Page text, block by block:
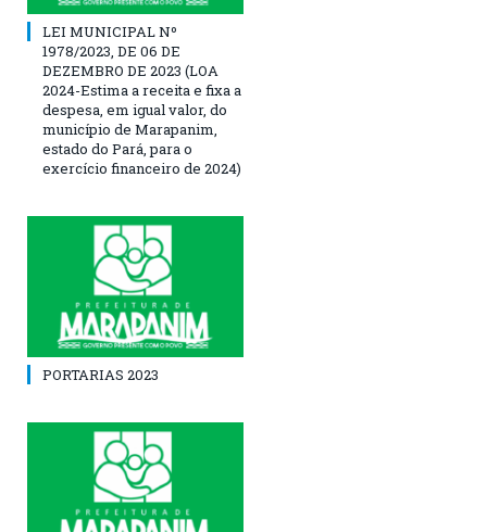
LEI MUNICIPAL Nº
1978/2023, DE 06 DE
DEZEMBRO DE 2023 (LOA
2024-Estima a receita e fixa a
despesa, em igual valor, do
município de Marapanim,
estado do Pará, para o
exercício financeiro de 2024)
PORTARIAS 2023